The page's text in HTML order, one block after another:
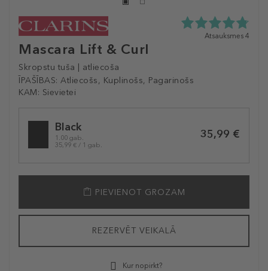
Mascara Lift & Curl
Skropstu tuša | atliecoša
ĪPAŠĪBAS: Atliecošs, Kuplinošs, Pagarinošs
KAM: Sievietei
4.8
Atsauksmes 4
variationBlack
1.00 gab.
35,99 € / 1 gab.
35,99 €
PIEVIENOT GROZAM
REZERVĒT VEIKALĀ
Kur nopirkt?